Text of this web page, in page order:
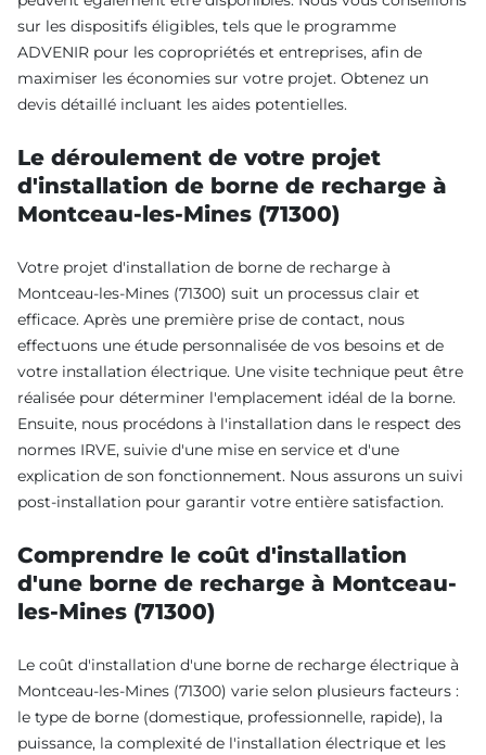
sur les dispositifs éligibles, tels que le programme
ADVENIR pour les copropriétés et entreprises, afin de
maximiser les économies sur votre projet. Obtenez un
devis détaillé incluant les aides potentielles.
Le déroulement de votre projet
d'installation de borne de recharge à
Montceau-les-Mines (71300)
Votre projet d'installation de borne de recharge à
Montceau-les-Mines (71300) suit un processus clair et
efficace. Après une première prise de contact, nous
effectuons une étude personnalisée de vos besoins et de
votre installation électrique. Une visite technique peut être
réalisée pour déterminer l'emplacement idéal de la borne.
Ensuite, nous procédons à l'installation dans le respect des
normes IRVE, suivie d'une mise en service et d'une
explication de son fonctionnement. Nous assurons un suivi
post-installation pour garantir votre entière satisfaction.
Comprendre le coût d'installation
d'une borne de recharge à Montceau-
les-Mines (71300)
Le coût d'installation d'une borne de recharge électrique à
Montceau-les-Mines (71300) varie selon plusieurs facteurs :
le type de borne (domestique, professionnelle, rapide), la
puissance, la complexité de l'installation électrique et les